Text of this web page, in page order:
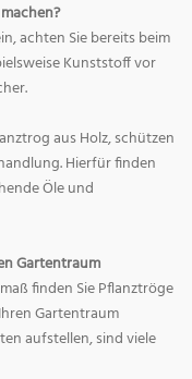
achten Sie bereits beim
Kunststoff vor
aus Holz, schützen
Hierfür finden
Öle und
Gartentraum
finden Sie Pflanztröge
Gartentraum
aufstellen, sind viele